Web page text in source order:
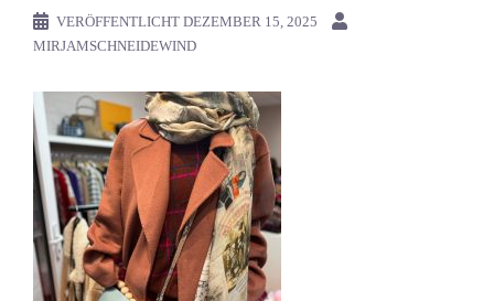
VERÖFFENTLICHT DEZEMBER 15, 2025
MIRJAMSCHNEIDEWIND